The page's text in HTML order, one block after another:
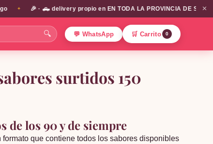
✦ 🎉 · 🛻 delivery propio en EN TODA LA PROVINCIA DE ✕
🔍 💬 WhatsApp 🛒 Carrito 0
surtidos 150
de los 90 y de siempre
que contiene todos los sabores disponibles